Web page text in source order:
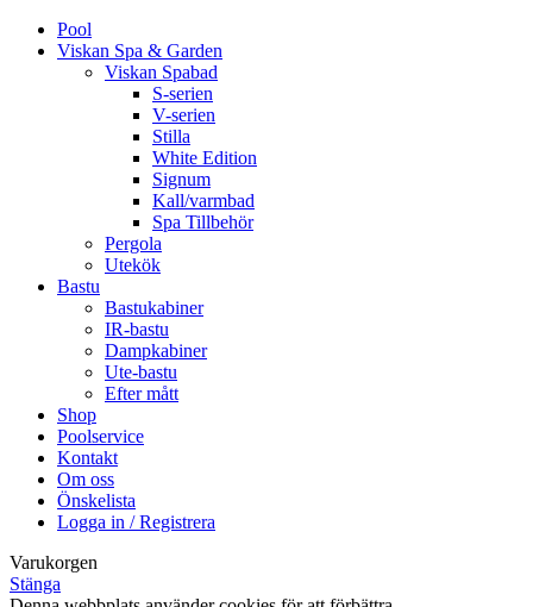
Pool
Viskan Spa & Garden
Viskan Spabad
S-serien
V-serien
Stilla
White Edition
Signum
Kall/varmbad
Spa Tillbehör
Pergola
Utekök
Bastu
Bastukabiner
IR-bastu
Dampkabiner
Ute-bastu
Efter mått
Shop
Poolservice
Kontakt
Om oss
Önskelista
Logga in / Registrera
Varukorgen
Stänga